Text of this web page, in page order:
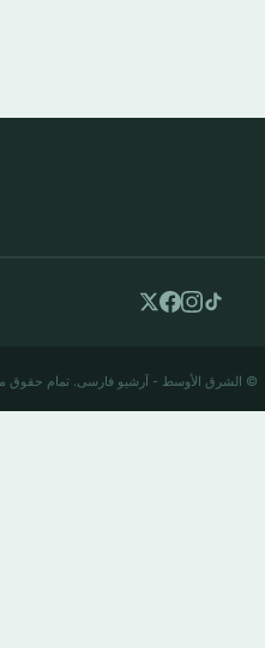
© الشرق الأوسط - آرشیو فارسی. تمام